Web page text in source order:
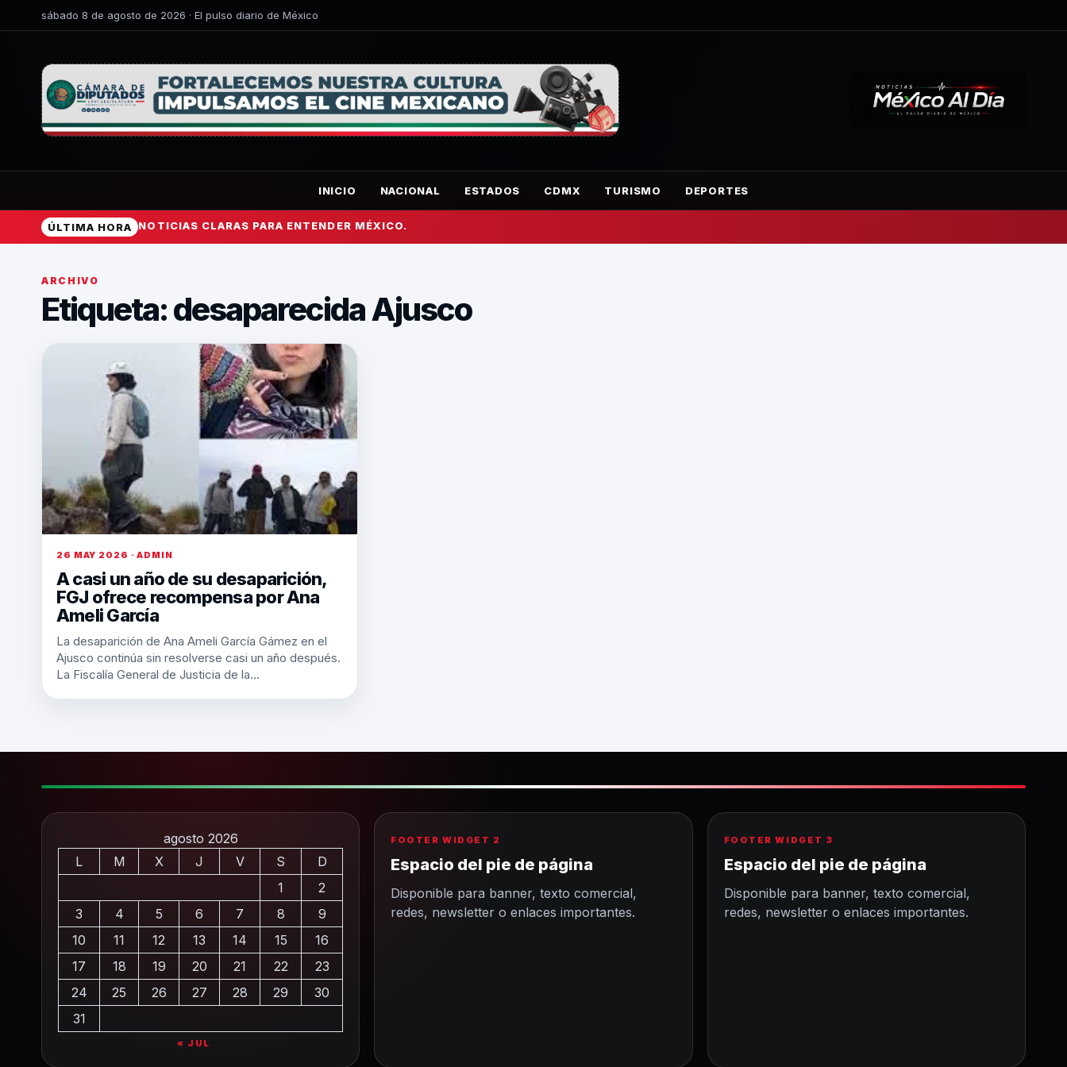
sábado 8 de agosto de 2026 · El pulso diario de México
INICIO NACIONAL ESTADOS CDMX TURISMO DEPORTES
ÚLTIMA HORA NOTICIAS CLARAS PARA ENTENDER MÉXICO.
ARCHIVO
Etiqueta:desaparecida Ajusco
26 MAY 2026 · ADMIN
A casi un año de su desaparición,
FGJ ofrece recompensa por Ana
Ameli García
La desaparición de Ana Ameli García Gámez en el
Ajusco continúa sin resolverse casi un año después.
La Fiscalía General de Justicia de la…
agosto 2026
L
M X J V S
D
1
2
3
4 5 6 7 8
9
10
11 12 13 14 15
16
17
18 19 20 21 22
23
24
25 26 27 28 29
30
31
« JUL
FOOTER WIDGET 2
Espacio del pie de página
Disponible para banner, texto comercial,
redes, newsletter o enlaces importantes.
FOOTER WIDGET 3
Espacio del pie de página
Disponible para banner, texto comercial,
redes, newsletter o enlaces importantes.